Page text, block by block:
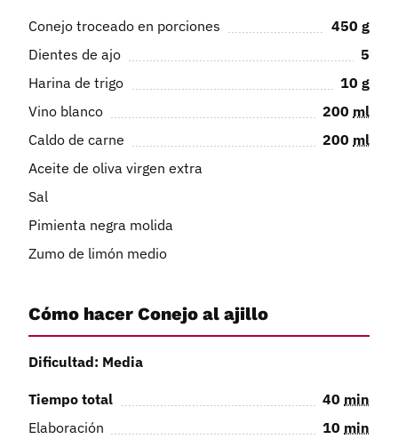
Conejo troceado en porciones 450 g
Dientes de ajo
5
Harina de trigo
10 g
Vino blanco
200 ml
Caldo de carne
200 ml
Aceite de oliva virgen extra
Sal
Pimienta negra molida
Zumo de limón medio
Cómo hacer Conejo al ajillo
Dificultad: Media
Tiempo total 40 min
Elaboración
10 min